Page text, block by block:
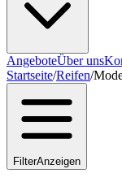
AngeboteÜber uns
Startseite/Reifen/
FilterAnzeigen